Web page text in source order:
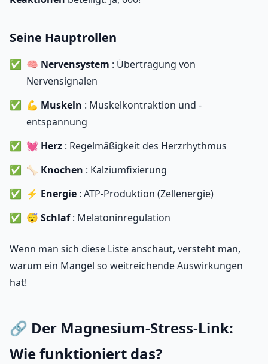
Seine Hauptrollen
🧠 Nervensystem : Übertragung von
Nervensignalen
💪 Muskeln : Muskelkontraktion und -
entspannung
💓 Herz : Regelmäßigkeit des Herzrhythmus
🦴 Knochen : Kalziumfixierung
⚡ Energie : ATP-Produktion (Zellenergie)
😴 Schlaf: Melatoninregulation
Wenn man sich diese Liste anschaut, versteht man,
warum ein Mangel so weitreichende Auswirkungen
hat!
🔗 Der Magnesium-Stress-Link:
Wie funktioniert das?